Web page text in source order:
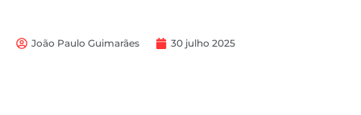
João Paulo Guimarães 30 julho 2025